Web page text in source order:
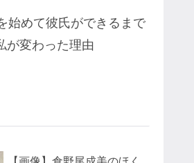
始めて彼氏ができるまで
が変わった理由